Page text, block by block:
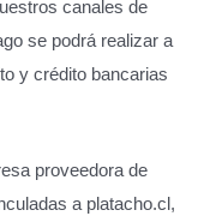
canales de
se podrá realizar a
y crédito bancarias
proveedora de
a platacho.cl,